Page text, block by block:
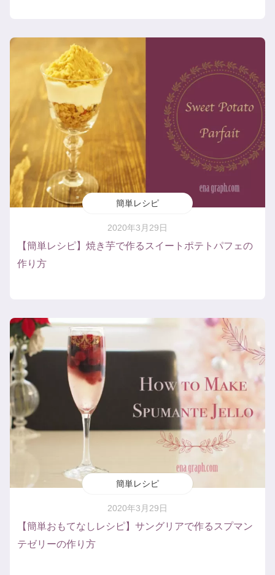
簡単レシピ
2020年3月29日
【簡単レシピ】焼き芋で作るスイートポテトパフェの
作り方
簡単レシピ
2020年3月29日
【簡単おもてなしレシピ】サングリアで作るスプマン
テゼリーの作り方